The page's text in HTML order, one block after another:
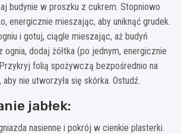
budynie w proszku z cukrem. Stopniowo
energicznie mieszając, aby uniknąć grudek.
i gotuj, ciągle mieszając, aż budyń
dodaj żółtka (po jednym, energicznie
folią spożywczą bezpośrednio na
nie utworzyła się skórka. Ostudź.
jabłek:
nasienne i pokrój w cienkie plasterki.